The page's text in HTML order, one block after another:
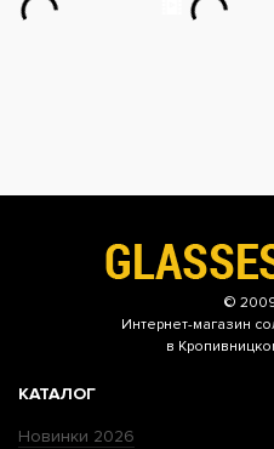
©
Интернет-магазин
в
КАТАЛОГ
Новинки 2026